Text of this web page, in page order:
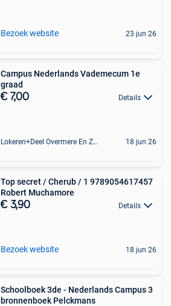
Bezoek website 23 jun 26
Campus Nederlands Vademecum 1e
graad
€ 7,00 Details
Lokeren+Deel Overmere En Zele 18 jun 26
Top secret / Cherub / 1 9789054617457
Robert Muchamore
€ 3,90 Details
Bezoek website 18 jun 26
Schoolboek 3de - Nederlands Campus 3
bronnenboek Pelckmans